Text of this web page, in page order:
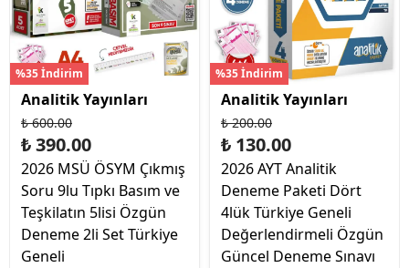
%35 İndirim
Analitik Yayınları
₺ 600.00
₺ 390.00
2026 MSÜ ÖSYM Çıkmış
Soru 9lu Tıpkı Basım ve
Teşkilatın 5lisi Özgün
Deneme 2li Set Türkiye
Geneli
%35 İndirim
Analitik Yayınları
₺ 200.00
₺ 130.00
2026 AYT Analitik
Deneme Paketi Dört
4lük Türkiye Geneli
Değerlendirmeli Özgün
Güncel Deneme Sınavı